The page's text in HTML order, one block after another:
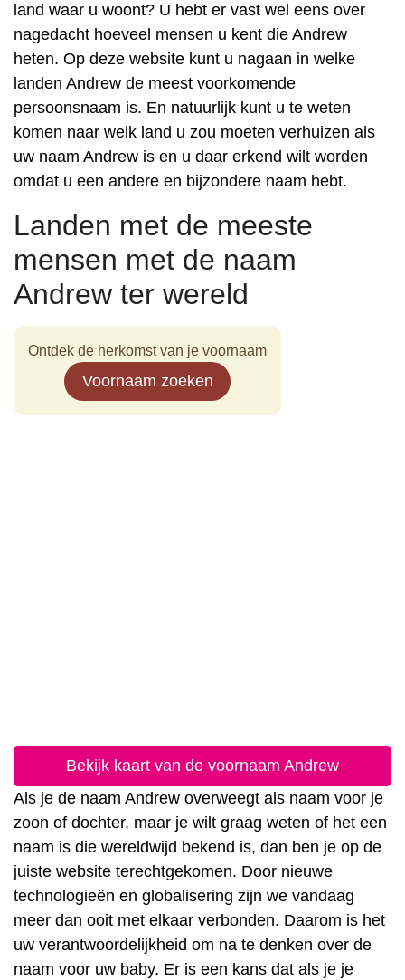
land waar u woont? U hebt er vast wel eens over
nagedacht hoeveel mensen u kent die Andrew
heten. Op deze website kunt u nagaan in welke
landen Andrew de meest voorkomende
persoonsnaam is. En natuurlijk kunt u te weten
komen naar welk land u zou moeten verhuizen als
uw naam Andrew is en u daar erkend wilt worden
omdat u een andere en bijzondere naam hebt.
Landen met de meeste
mensen met de naam
Andrew ter wereld
Ontdek de herkomst van je voornaam
Voornaam zoeken
Bekijk kaart van de voornaam Andrew
Als je de naam Andrew overweegt als naam voor je
zoon of dochter, maar je wilt graag weten of het een
naam is die wereldwijd bekend is, dan ben je op de
juiste website terechtgekomen. Door nieuwe
technologieën en globalisering zijn we vandaag
meer dan ooit met elkaar verbonden. Daarom is het
uw verantwoordelijkheid om na te denken over de
naam voor uw baby. Er is een kans dat als je je